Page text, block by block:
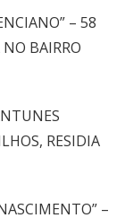
– 58
BAIRRO
RESIDIA
–